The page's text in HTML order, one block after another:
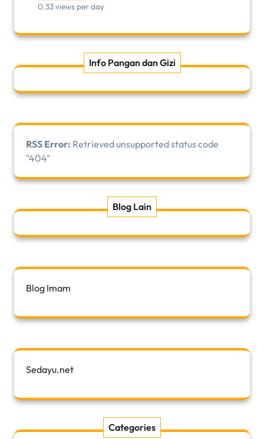
0.33 views per day
Info Pangan dan Gizi
RSS Error: Retrieved unsupported status code
"404"
Blog Lain
Blog Imam
Sedayu.net
Categories